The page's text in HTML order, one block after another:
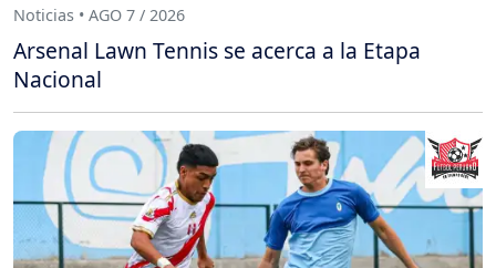
Noticias • AGO 7 / 2026
Arsenal Lawn Tennis se acerca a la Etapa
Nacional